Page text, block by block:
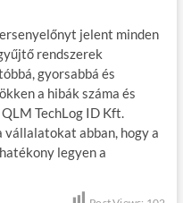
jelent minden
rendszerek
gyorsabbá és
a hibák száma és
TechLog ID Kft.
abban, hogy a
legyen a